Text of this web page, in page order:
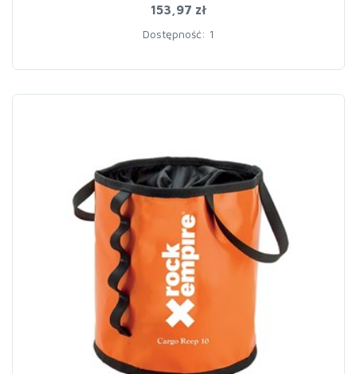
153,97 zł
Dostępność: 1